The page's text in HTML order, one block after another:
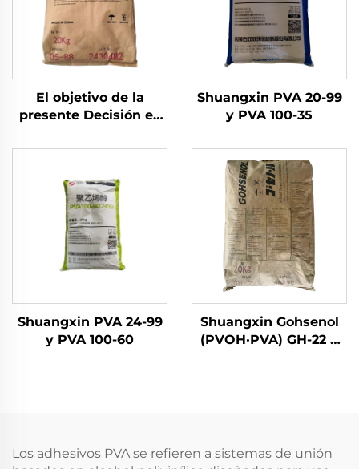
El objetivo de la
presente Decisión es
seguridad de los
Shuangxin PVA 20-99
y PVA 100-35
Shuangxin PVA 24-99
y PVA 100-60
Shuangxin Gohsenol
(PVOH·PVA) GH-22 y
Los adhesivos PVA se refieren a sistemas de unión